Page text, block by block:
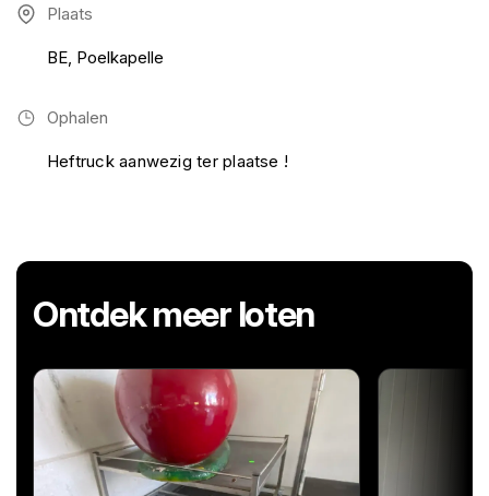
Plaats
BE, Poelkapelle
Ophalen
Heftruck aanwezig ter plaatse !
Ontdek meer loten